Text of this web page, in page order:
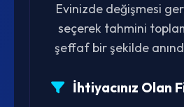
Evinizde değişmesi
seçerek tahmini
şeffaf bir şekilde
İhtiyacınız Olan